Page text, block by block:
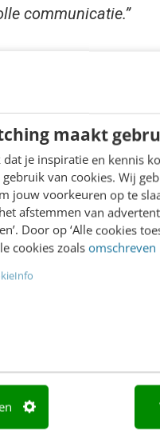
maakt
dat je inspiratie en kennis
gebruik van cookies. Wij
jouw voorkeuren op te
afstemmen van
Door op ‘Alle cookies
cookies zoals
communicatie.”
bij OnePlus,
team. Zijn
we onze positie in
en
belangrijk
de blijvende
authentieke
Facebook of X.
en valt buiten